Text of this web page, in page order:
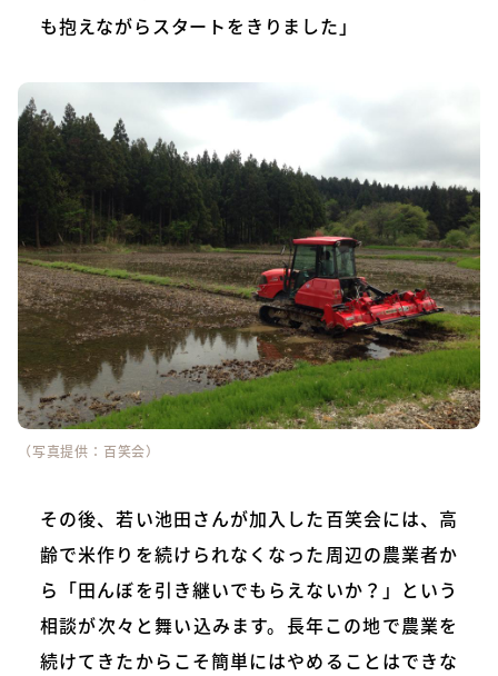
も抱えながらスタートをきりました」
（写真提供：百笑会）
その後、若い池田さんが加入した百笑会には、高
齢で米作りを続けられなくなった周辺の農業者か
ら「田んぼを引き継いでもらえないか？」という
相談が次々と舞い込みます。長年この地で農業を
続けてきたからこそ簡単にはやめることはできな